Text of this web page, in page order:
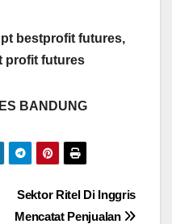
bestprofit futures,
profit futures
BANDUNG
Sektor Ritel Di Inggris
Mencatat Penjualan